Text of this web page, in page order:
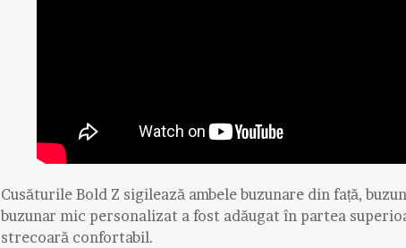
Cusăturile Bold Z sigilează ambele buzunare din față,
buzunar mic personalizat a fost adăugat în partea
strecoară confortabil.